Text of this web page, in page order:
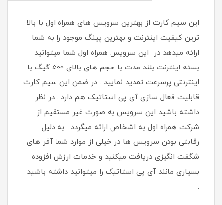
این سیم کارت از بهترین سرویس های همراه اول با بالا
ترین کیفیت اینترنت و بهترین پینگ موجود را به شما
ارائه میدهد در این سرویس همراه اول شما میتوانید
بسته اینترنت بلند مدت با حجم های بالای 500 گیگ با
اینترنتی پرسرعت تمدید نمایید . در ضمن این سیم کارت
قابلیت فعال سازی آی پی استاتیک هم دارد . در نظر
داشته باشید این سرویس به صورت غیر مستقیم از
شرکت همراه اول به اشخاص ارائه میگردد. به دلیل
رقابتی بودن سرویس ها در خیلی از موارد شما آفر های
شگفت انگیزی دریافت میکنید و خدمات ارزش افزوده
بسیاری مانند آی پی استاتیک را میتوانید داشته باشید
.